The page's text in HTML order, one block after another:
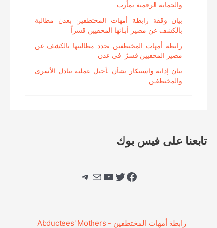
والحماية الرقمية بمأرب
بيان وقفة رابطة أمهات المختطفين بعدن مطالبة
بالكشف عن مصير أبنائها المخفيين قسراً
رابطة أمهات المختطفين تجدد مطالبتها بالكشف عن
مصير المخفيين قسرًا في عدن
بيان إدانة واستنكار بشأن تأجيل عملية تبادل الأسرى
والمختطفين
تابعنا على فيس بوك
فيسبوك تويتر يوتيوببريد تيليجرام
‎رابطة أمهات المختطفين - Abductees' Mothers